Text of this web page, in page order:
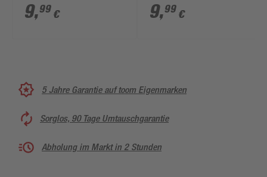
cm
9,99 €
anthrazit 25 x 75 cm
9,99 €
5 Jahre Garantie auf toom Eigenmarken
Sorglos, 90 Tage Umtauschgarantie
Abholung im Markt in 2 Stunden